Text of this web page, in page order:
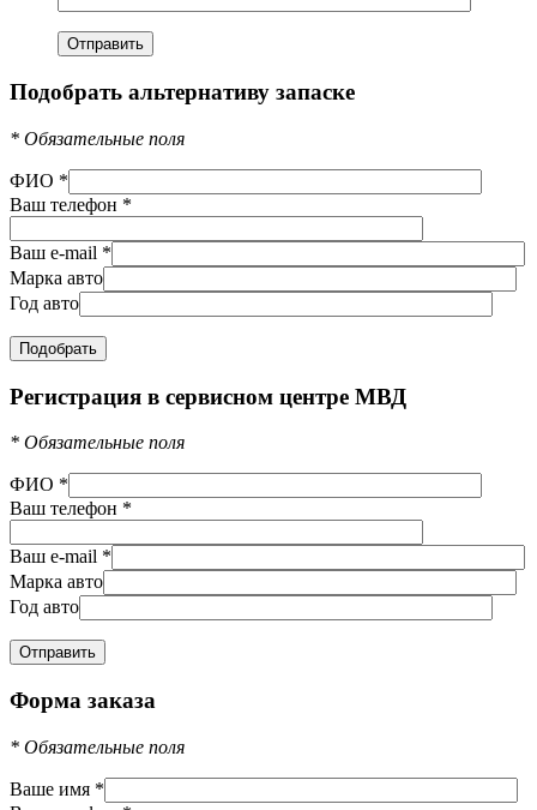
Подобрать альтернативу запаске
* Обязательные поля
ФИО *
Ваш телефон *
Ваш e-mail *
Марка авто
Год авто
Регистрация в сервисном центре МВД
* Обязательные поля
ФИО *
Ваш телефон *
Ваш e-mail *
Марка авто
Год авто
Форма заказа
* Обязательные поля
Ваше имя *